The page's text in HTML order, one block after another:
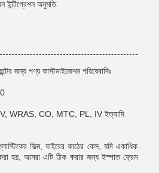
ইন্টিগ্রেশন অনুমতি.
জন্য পণ্য কাস্টমাইজেশন পরিষেবাদিঃ
WRAS, CO, MTC, PL, IV ইত্যাদি
ফিল্ম, বাইরের কাঠের কেস, যদি একাধিক
হয়, আমরা এটি ঠিক করার জন্য ইস্পাত ফ্রেম